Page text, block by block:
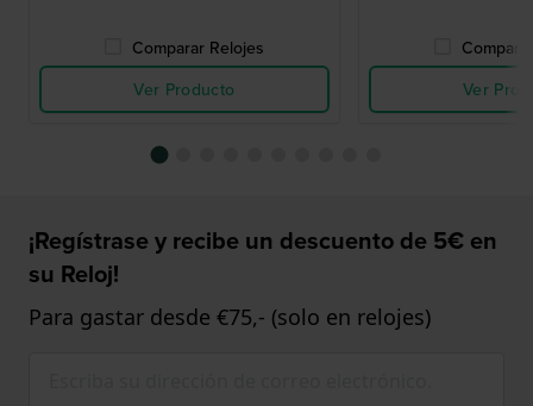
Comparar Relojes
Ver Producto
Ver
¡Regístrase y recibe un descuento de 5€ en
su Reloj!
Para gastar desde €75,- (solo en relojes)